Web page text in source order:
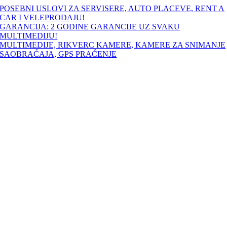
Skip
to
content
POSEBNI USLOVI ZA SERVISERE, AUTO PLACEVE, RENT A
CAR I VELEPRODAJU!
GARANCIJA: 2 GODINE GARANCIJE UZ SVAKU
MULTIMEDIJU!
MULTIMEDIJE, RIKVERC KAMERE, KAMERE ZA SNIMANJE
SAOBRAĆAJA, GPS PRAĆENJE